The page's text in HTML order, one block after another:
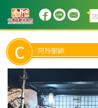
C 阿玲服飾